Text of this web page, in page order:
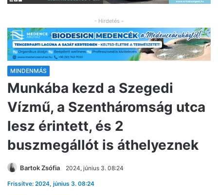
- Hirdetés -
MINDENMÁS
Munkába kezd a Szegedi
Vízmű, a Szentháromság utca
lesz érintett, és 2
buszmegállót is áthelyeznek
Bartok Zsófia 2024, június 3. 08:24
Frissítve: 2024, június 3. 08:24